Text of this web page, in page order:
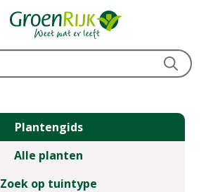
Plantengids
Alle planten
Zoek op tuintype